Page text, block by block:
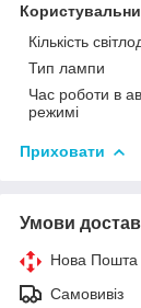
Кількість
Тип лампи
Час роботи в
режимі
Приховати
Умови
Нова Пошта
Самовивіз